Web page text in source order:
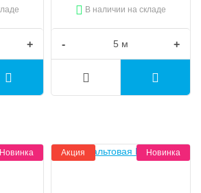
+
В наличии на складе
- +
Новинка Акция Новинка